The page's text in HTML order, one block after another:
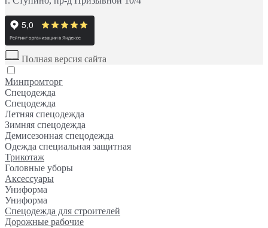
Полная версия сайта
Минпромторг
Спецодежда
Спецодежда
Летняя спецодежда
Зимняя спецодежда
Демисезонная спецодежда
Одежда специальная защитная
Трикотаж
Головные уборы
Аксессуары
Униформа
Униформа
Спецодежда для строителей
Дорожные рабочие